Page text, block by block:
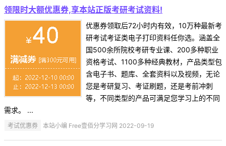
领限时大额优惠券,享本站正版考研考试资料!
优惠券领取后72小时内有效，10万种最新考
研考试考证类电子打印资料任你选。涵盖全
国500余所院校考研专业课、200多种职业
资格考试、1100多种经典教材，产品类型包
含电子书、题库、全套资料以及视频，无论
您是考研复习、考证刷题，还是考前冲刺
等，不同类型的产品可满足您学习上的不同
需求。 ...
考试优惠券 本站小编 Free壹佰分学习网 2022-09-19